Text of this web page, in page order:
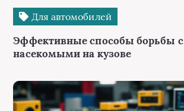
Для автомобилей
Эффективные способы борьбы с
насекомыми на кузове